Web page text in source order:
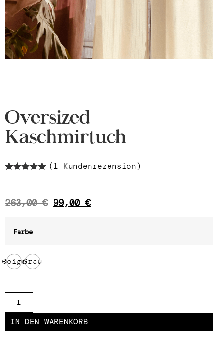
Oversized
Kaschmirtuch
auf
Kundenbewertung
(1 Kundenrezension)
263,00€ 99,00 €
Farbe
BeigeGrau
IN DEN WARENKORB